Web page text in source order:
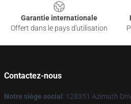
Garantie internationale
Offert dans le pays d'utilisation
Contactez-nous
Notre siège social : 128351 Azimuth